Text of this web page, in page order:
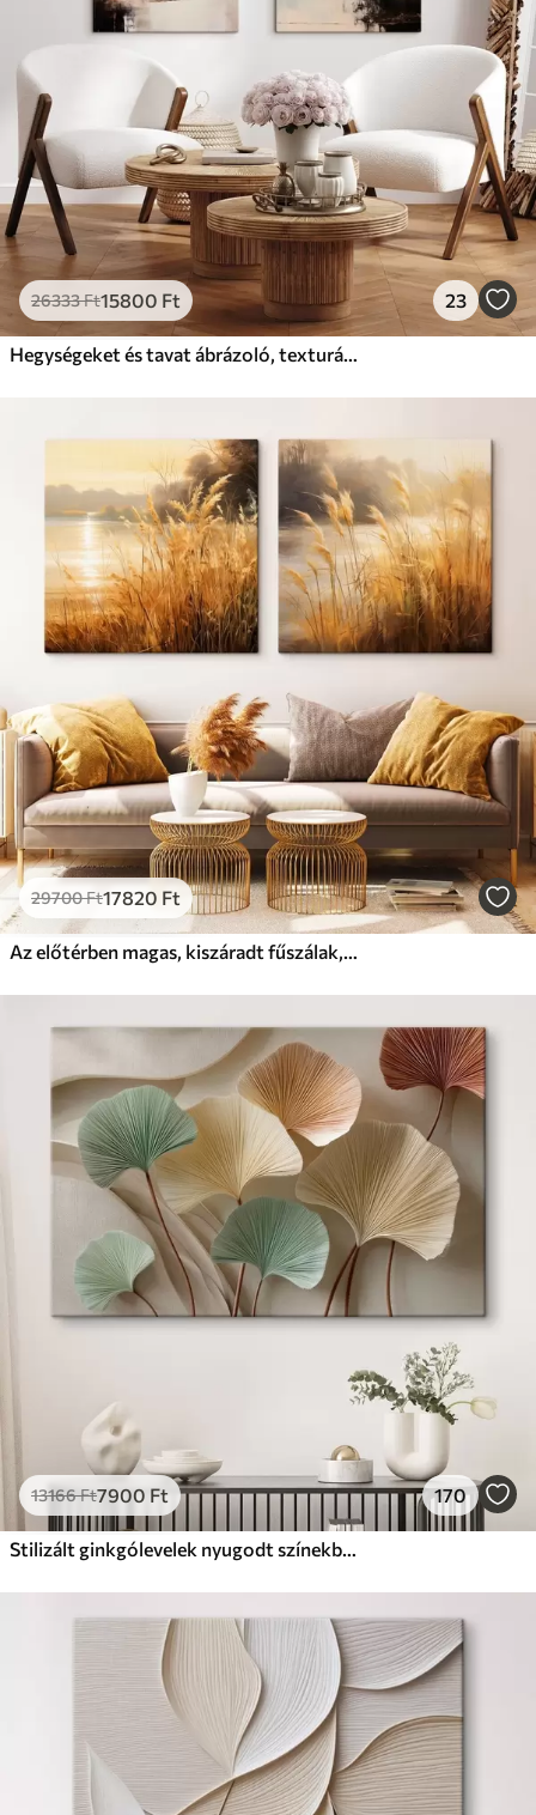
19750Ft
Élénk, gazdag színek
✓ Fakulásálló
✓ Biztonságos, szagtalan tinta
✓ Vászonhatású felület
✗Környezetbarát anyag
Eco-Prémium
Tól24810Ft
✓Élénk, gazdag színek
✓Fakulásálló
✓Környezetbarát anyag
26333Ft15800 Ft 23
Hegységeket és tavat ábrázoló, texturált festmény
29700Ft17820 Ft
Az előtérben magas, kiszáradt fűszálak, a háttérben egy tó és fák
13166Ft7900 Ft 170
Stilizált ginkgólevelek nyugodt színekben